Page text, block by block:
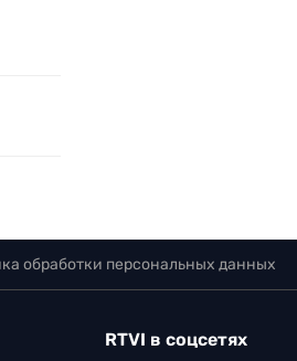
обработки персональных данных
RTVI в соцсетях